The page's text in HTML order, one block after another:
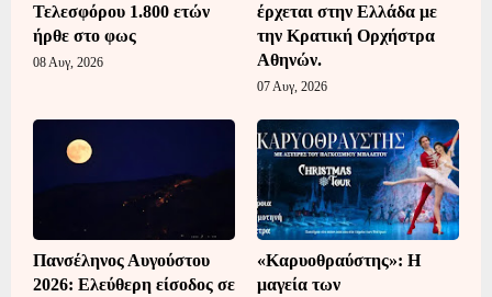
Τελεσφόρου 1.800 ετών
ήρθε στο φως
08 Αυγ, 2026
έρχεται στην Ελλάδα με
την Κρατική Ορχήστρα
Αθηνών.
07 Αυγ, 2026
Πανσέληνος Αυγούστου
2026: Ελεύθερη είσοδος σε
«Καρυοθραύστης»: Η
μαγεία των